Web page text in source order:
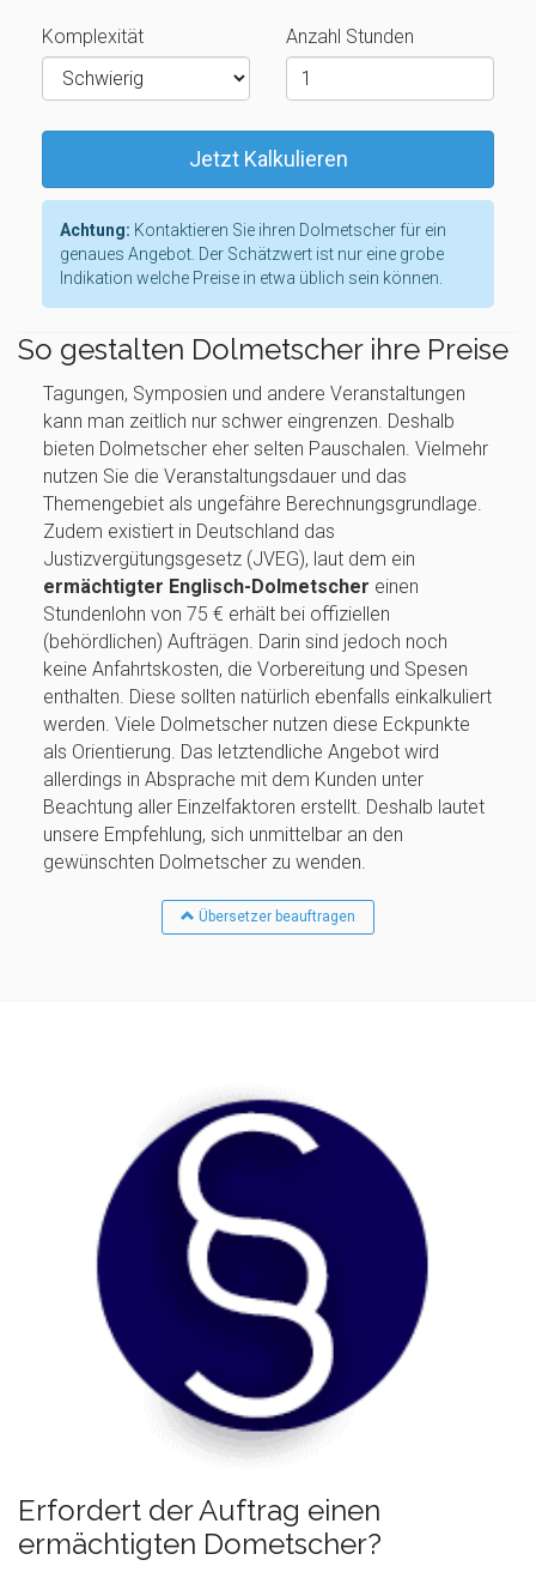
Komplexität Anzahl Stunden
Jetzt Kalkulieren
Achtung: Kontaktieren Sie ihren Dolmetscher für ein
genaues Angebot. Der Schätzwert ist nur eine grobe
Indikation welche Preise in etwa üblich sein können.
So gestalten Dolmetscher ihre Preise
Tagungen, Symposien und andere Veranstaltungen
kann man zeitlich nur schwer eingrenzen. Deshalb
bieten Dolmetscher eher selten Pauschalen. Vielmehr
nutzen Sie die Veranstaltungsdauer und das
Themengebiet als ungefähre Berechnungsgrundlage.
Zudem existiert in Deutschland das
Justizvergütungsgesetz (JVEG), laut dem ein
ermächtigter Englisch-Dolmetscher einen
Stundenlohn von 75 € erhält bei offiziellen
(behördlichen) Aufträgen. Darin sind jedoch noch
keine Anfahrtskosten, die Vorbereitung und Spesen
enthalten. Diese sollten natürlich ebenfalls einkalkuliert
werden. Viele Dolmetscher nutzen diese Eckpunkte
als Orientierung. Das letztendliche Angebot wird
allerdings in Absprache mit dem Kunden unter
Beachtung aller Einzelfaktoren erstellt. Deshalb lautet
unsere Empfehlung, sich unmittelbar an den
gewünschten Dolmetscher zu wenden.
Übersetzer beauftragen
Erfordert der Auftrag einen
ermächtigten Dometscher?